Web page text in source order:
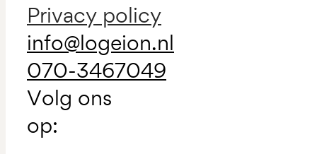
Privacy policy
info@logeion.nl
070-3467049
Volg ons
op: